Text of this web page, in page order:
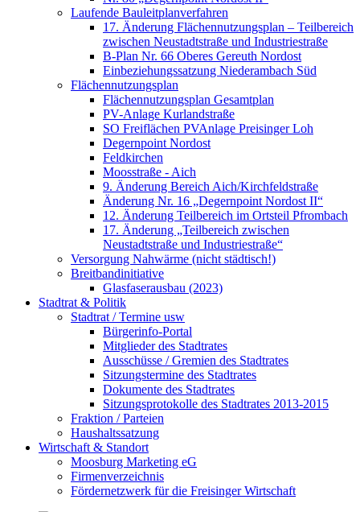
Laufende Bauleitplanverfahren
17. Änderung Flächennutzungsplan – Teilbereich
zwischen Neustadtstraße und Industriestraße
B-Plan Nr. 66 Oberes Gereuth Nordost
Einbeziehungssatzung Niederambach Süd
Flächennutzungsplan
Flächennutzungsplan Gesamtplan
PV-Anlage Kurlandstraße
SO Freiflächen PV­Anlage Preisinger Loh
Degernpoint Nordost
Feldkirchen
Moosstraße - Aich
9. Änderung Bereich Aich/Kirchfeldstraße
Änderung Nr. 16 „Degernpoint Nordost II“
12. Änderung Teilbereich im Ortsteil Pfrombach
17. Änderung „Teilbereich zwischen
Neustadtstraße und Industriestraße“
Versorgung Nahwärme (nicht städtisch!)
Breitbandinitiative
Glasfaserausbau (2023)
Stadtrat & Politik
Stadtrat / Termine usw
Bürgerinfo-Portal
Mitglieder des Stadtrates
Ausschüsse / Gremien des Stadtrates
Sitzungstermine des Stadtrates
Dokumente des Stadtrates
Sitzungsprotokolle des Stadtrates 2013-2015
Fraktion / Parteien
Haushaltssatzung
Wirtschaft & Standort
Moosburg Marketing eG
Firmenverzeichnis
Fördernetzwerk für die Freisinger Wirtschaft